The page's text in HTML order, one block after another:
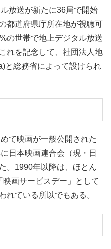
放送が新たに36局で開始
都道府県庁所在地が視聴可
の世帯で地上デジタル放送
れを記念して、社団法人地
と総務省によって設けられ
て映画が一般公開された
日本映画連合会（現・日
。1990年以降は、ほとん
画サービスデー」として
れている所以でもある。